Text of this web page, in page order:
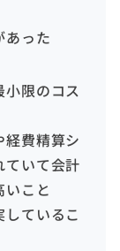
あった
限のコス
経費精算シ
ていて会計
いこと
ているこ